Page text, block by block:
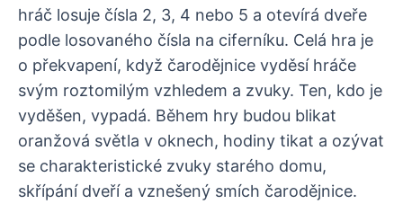
hráč losuje čísla 2, 3, 4 nebo 5 a otevírá dveře
podle losovaného čísla na ciferníku. Celá hra je
o překvapení, když čarodějnice vyděsí hráče
svým roztomilým vzhledem a zvuky. Ten, kdo je
vyděšen, vypadá. Během hry budou blikat
oranžová světla v oknech, hodiny tikat a ozývat
se charakteristické zvuky starého domu,
skřípání dveří a vznešený smích čarodějnice.